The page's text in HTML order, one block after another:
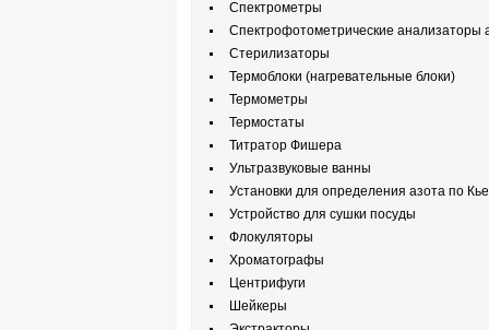
Спектрометры
Спектрофотометрические анализаторы
Стерилизаторы
Термоблоки (нагревательные блоки)
Термометры
Термостаты
Титратор Фишера
Ультразвуковые ванны
Установки для определения азота по
Устройство для сушки посуды
Флокуляторы
Хроматографы
Центрифуги
Шейкеры